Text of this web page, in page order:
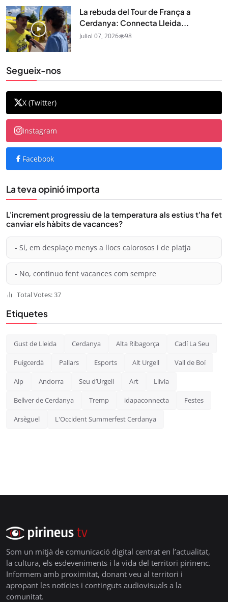
La rebuda del Tour de França a
Cerdanya: Connecta Lleida...
Juliol 07, 2026 98
Segueix-nos
X (Twitter)
Instagram
Facebook
La teva opinió importa
L'increment progressiu de la temperatura als estius t'ha fet
canviar els hàbits de vacances?
- Sí, em desplaço menys a llocs calorosos i de platja
- No, continuo fent vacances com sempre
Total Votes: 37
Etiquetes
Gust de Lleida Cerdanya Alta Ribagorça Cadí La Seu
Puigcerdà Pallars Esports Alt Urgell Vall de Boí
Alp Andorra Seu d’Urgell Art Llívia
Bellver de Cerdanya Tremp idapaconnecta Festes
Arsèguel L'Occident Summerfest Cerdanya
Som un mitjà de comunicació digital centrat en l’actualitat,
la cultura, els esdeveniments i la vida del territori pirinenc.
Informem amb proximitat, donant veu al territori i
apropant les notícies i continguts audiovisuals a la
comunitat.